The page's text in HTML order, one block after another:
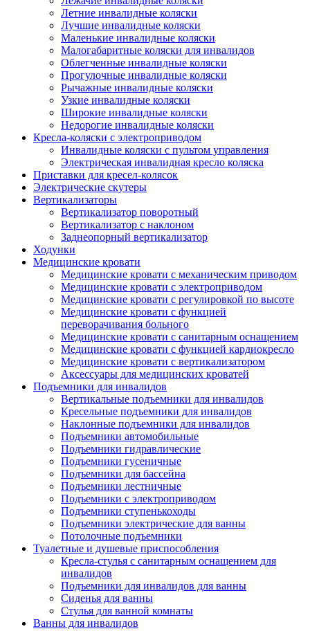
Летние инвалидные коляски
Лучшие инвалидные коляски
Маленькие инвалидные коляски
Малогабаритные коляски для инвалидов
Облегченные инвалидные коляски
Прогулочные инвалидные коляски
Рычажные инвалидные коляски
Узкие инвалидные коляски
Широкие инвалидные коляски
Недорогие инвалидные коляски
Кресла-коляски с электроприводом
Инвалидные коляски с пультом управления
Электрическая инвалидная кресло коляска
Приставки для кресел-колясок
Электрические скутеры
Вертикализаторы
Вертикализатор поворотный
Вертикализатор с наклоном
Заднеопорный вертикализатор
Ходунки
Медицинские кровати
Медицинские кровати с механическим приводом
Медицинские кровати с электроприводом
Медицинские кровати с регулировкой по высоте
Медицинские кровати с функцией
переворачивания больного
Медицинские кровати с санитарным оснащением
Медицинские кровати с функцией кардиокресло
Медицинские кровати с вертикализатором
Аксессуары для медицинских кроватей
Подъемники для инвалидов
Вертикальные подъемники для инвалидов
Кресельные подъемники для инвалидов
Наклонные подъемники для инвалидов
Подъемники автомобильные
Подъемники гидравлические
Подъемники гусеничные
Подъемники для бассейна
Подъемники лестничные
Подъемники с электроприводом
Подъемники ступенькоходы
Подъемники электрические для ванны
Потолочные подъемники
Туалетные и душевые приспособления
Кресла-стулья с санитарным оснащением для
инвалидов
Подъемники для инвалидов для ванны
Сиденья для ванны
Стулья для ванной комнаты
Ванны для инвалидов